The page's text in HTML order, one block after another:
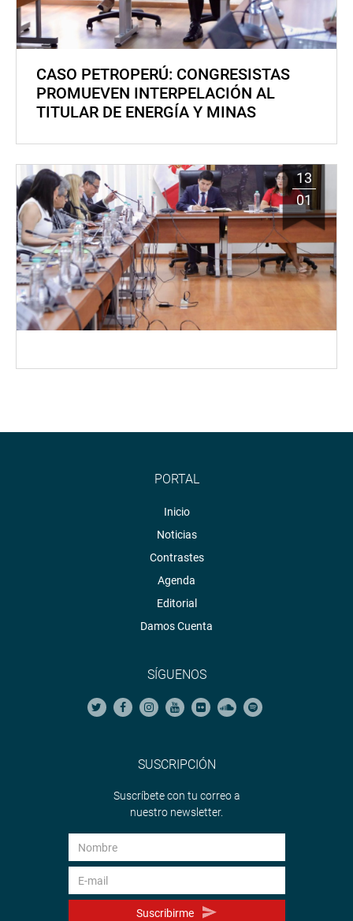
CASO PETROPERÚ: CONGRESISTAS
PROMUEVEN INTERPELACIÓN AL
TITULAR DE ENERGÍA Y MINAS
13
01
PORTAL
Inicio
Noticias
Contrastes
Agenda
Editorial
Damos Cuenta
SÍGUENOS
SUSCRIPCIÓN
Suscríbete con tu correo a
nuestro newsletter.
Suscribirme